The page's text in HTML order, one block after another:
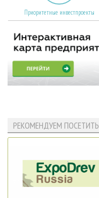
Приоритетные инвестпроекты
РЕКОМЕНДУЕМ ПОСЕТИТЬ